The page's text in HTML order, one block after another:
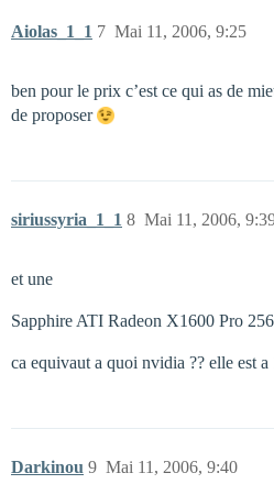
Aiolas_1_1 Mai 11, 2006, 9:25
7
ben pour le prix c’est ce qui as de
de proposer
siriussyria_1_1 Mai 11, 2006,
8
et une
Sapphire ATI Radeon X1600 Pro
ca equivaut a quoi nvidia ?? elle est a
Darkinou Mai 11, 2006, 9:40
9